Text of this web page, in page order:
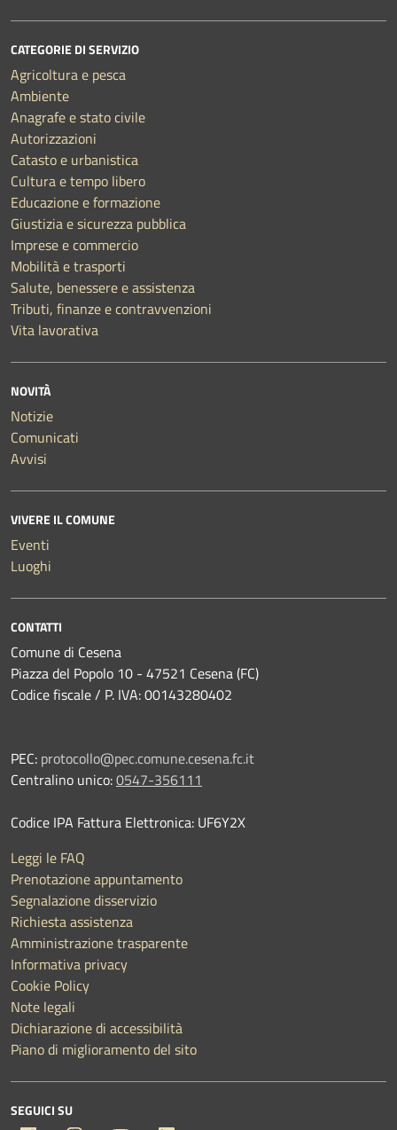
CATEGORIE DI SERVIZIO
Agricoltura e pesca
Ambiente
Anagrafe e stato civile
Autorizzazioni
Catasto e urbanistica
Cultura e tempo libero
Educazione e formazione
Giustizia e sicurezza pubblica
Imprese e commercio
Mobilità e trasporti
Salute, benessere e assistenza
Tributi, finanze e contravvenzioni
Vita lavorativa
NOVITÀ
Notizie
Comunicati
Avvisi
VIVERE IL COMUNE
Eventi
Luoghi
CONTATTI
Comune di Cesena
Piazza del Popolo 10 - 47521 Cesena (FC)
Codice fiscale / P. IVA: 00143280402
PEC: protocollo@pec.comune.cesena.fc.it
Centralino unico:0547-356111
Codice IPA Fattura Elettronica: UF6Y2X
Leggi le FAQ
Prenotazione appuntamento
Segnalazione disservizio
Richiesta assistenza
Amministrazione trasparente
Informativa privacy
Cookie Policy
Note legali
Dichiarazione di accessibilità
Piano di miglioramento del sito
SEGUICI SU